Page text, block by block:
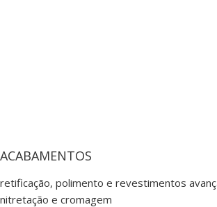
ACABAMENTOS
retificação, polimento e revestimentos
nitretação e cromagem